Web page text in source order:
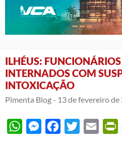
ILHÉUS:
INTERNADOS COM
INTOXICAÇÃO
Pimenta Blog - 13 de fevereiro de
WhatsAppMessengerFacebook
Twitter Email